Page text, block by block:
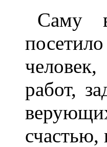
Саму
работ,